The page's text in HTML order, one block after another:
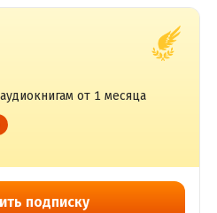
от 1 месяца
подписку